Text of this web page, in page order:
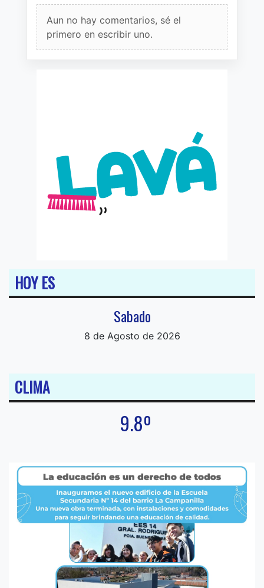
Aun no hay comentarios, sé el
primero en escribir uno.
HOY ES
Sabado
8 de Agosto de 2026
CLIMA
9.8º